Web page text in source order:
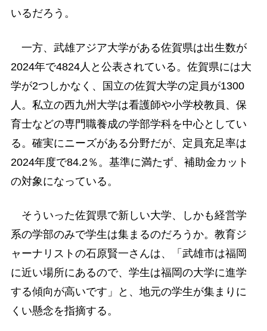
いるだろう。
一方、武雄アジア大学がある佐賀県は出生数が
2024年で4824人と公表されている。佐賀県には大
学が2つしかなく、国立の佐賀大学の定員が1300
人。私立の西九州大学は看護師や小学校教員、保
育士などの専門職養成の学部学科を中心としてい
る。確実にニーズがある分野だが、定員充足率は
2024年度で84.2％。基準に満たず、補助金カット
の対象になっている。
そういった佐賀県で新しい大学、しかも経営学
系の学部のみで学生は集まるのだろうか。教育ジ
ャーナリストの石原賢一さんは、「武雄市は福岡
に近い場所にあるので、学生は福岡の大学に進学
する傾向が高いです」と、地元の学生が集まりに
くい懸念を指摘する。